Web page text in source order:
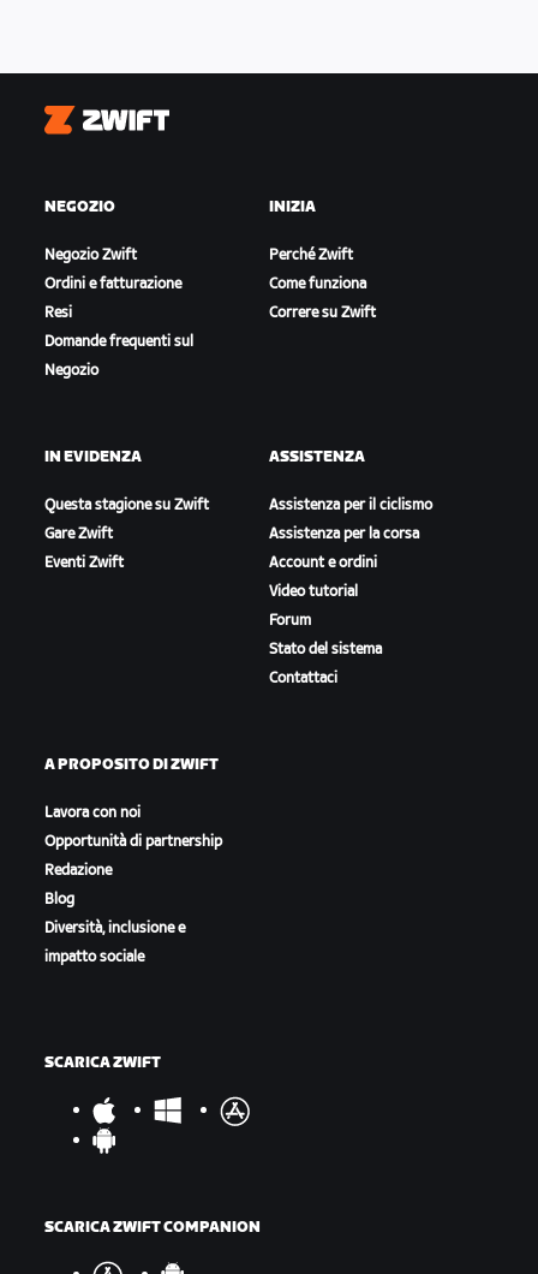
Zwift
NEGOZIO
Negozio Zwift
Ordini e fatturazione
Resi
Domande frequenti sul
Negozio
INIZIA
Perché Zwift
Come funziona
Correre su Zwift
IN EVIDENZA
Questa stagione su Zwift
Gare Zwift
Eventi Zwift
ASSISTENZA
Assistenza per il ciclismo
Assistenza per la corsa
Account e ordini
Video tutorial
Forum
Stato del sistema
Contattaci
A PROPOSITO DI ZWIFT
Lavora con noi
Opportunità di partnership
Redazione
Blog
Diversità, inclusione e
impatto sociale
SCARICA ZWIFT
SCARICA ZWIFT COMPANION